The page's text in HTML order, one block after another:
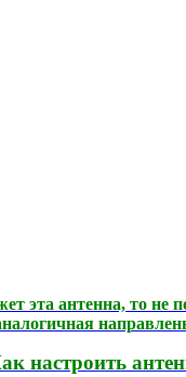
эта антенна, то не
настроить